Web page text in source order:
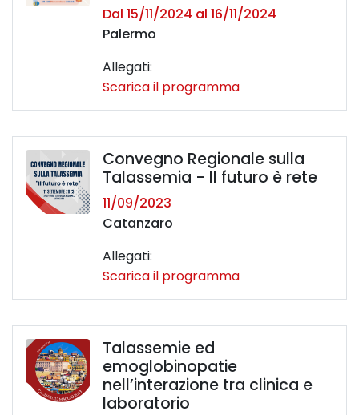
Dal 15/11/2024 al 16/11/2024
Palermo
Allegati:
Scarica il programma
Convegno Regionale sulla
Talassemia - Il futuro è rete
11/09/2023
Catanzaro
Allegati:
Scarica il programma
Talassemie ed
emoglobinopatie
nell’interazione tra clinica e
laboratorio